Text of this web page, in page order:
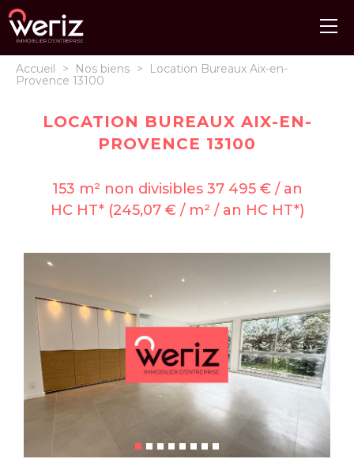
Accueil > Nos biens >
Location Bureaux Aix-en-
Provence 13100
LOCATION BUREAUX AIX-EN-
PROVENCE 13100
153 m² non divisibles 37 495 € / an
HC HT* (245,07 € / m² / an HC HT*)